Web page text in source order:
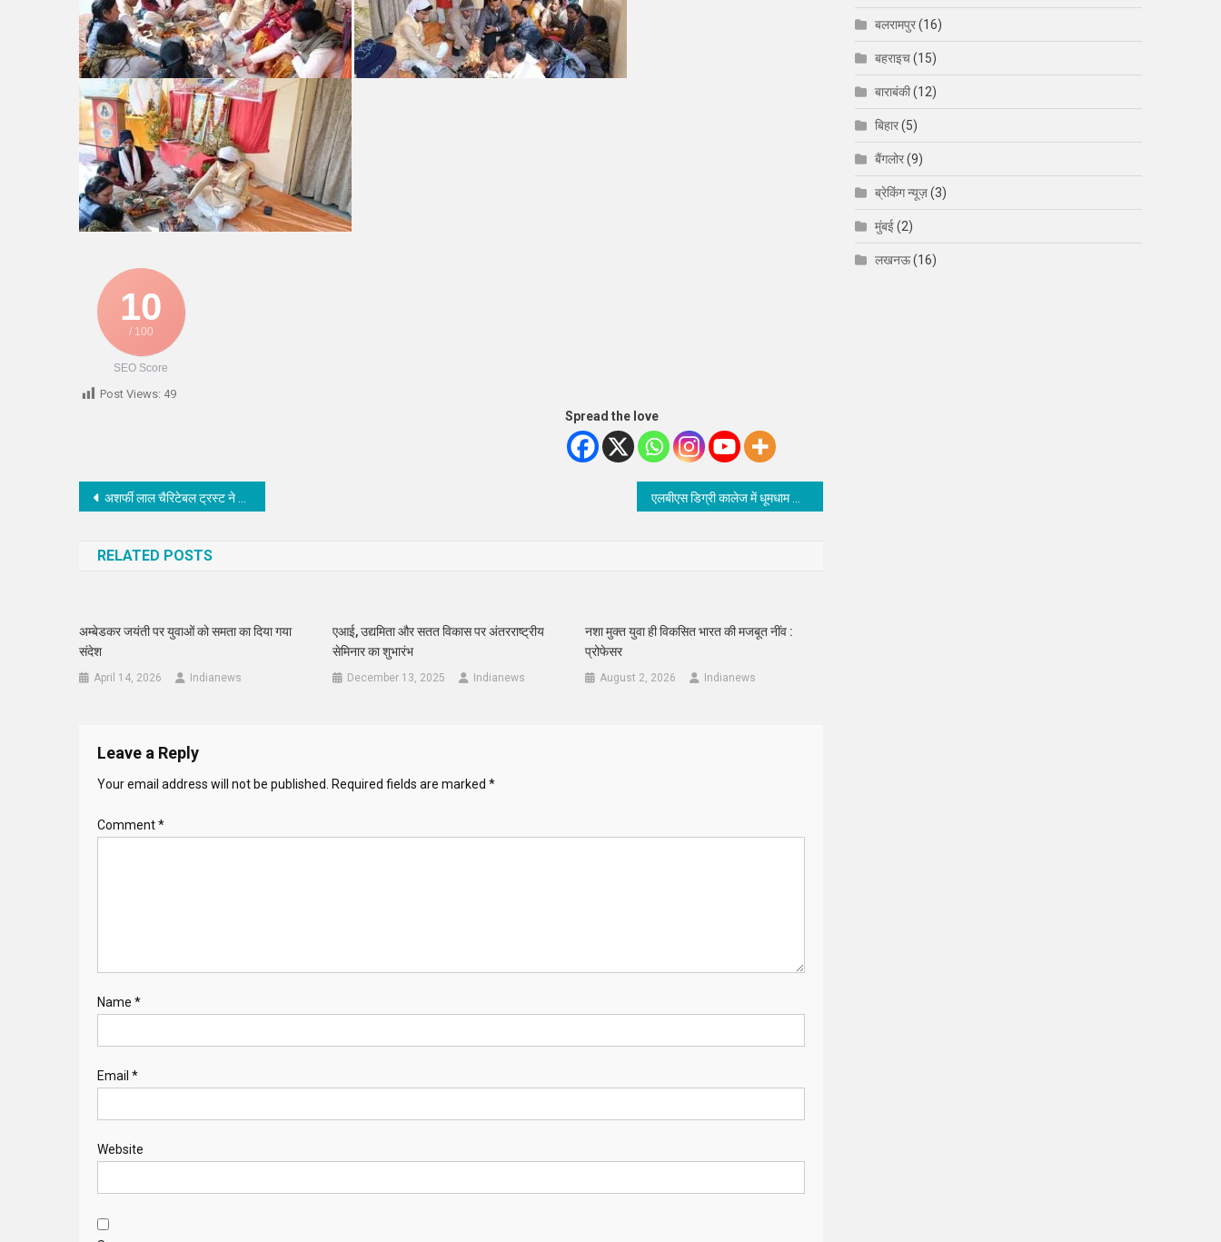
10
/ 100
SEO Score
Post Views: 49
Spread the love
Post
अशर्फी लाल चैरिटेबल ट्रस्ट ने फिर पेश की मानवता की मिसाल एलबीएस डिग्री कालेज में धूमधाम से मना राष्ट्रीय युवा दिवस
RELATED POSTS
अम्बेडकर जयंती पर युवाओं को समता का दिया गया
संदेश
April 14, 2026 Indianews
एआई, उद्यमिता और सतत विकास पर अंतरराष्ट्रीय
सेमिनार का शुभारंभ
December 13, 2025 Indianews
नशा मुक्त युवा ही विकसित भारत की मजबूत नींव :
प्रोफेसर
August 2, 2026 Indianews
Leave a Reply
Your email address will not be published. Required fields are marked *
Comment*
Name *
Email *
Website
बलरामपुर(16)
बहराइच(15)
बाराबंकी(12)
बिहार(5)
बैंगलोर(9)
ब्रेकिंग न्यूज़(3)
मुंबई(2)
लखनऊ(16)